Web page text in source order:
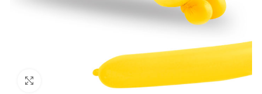
Click to enlarge